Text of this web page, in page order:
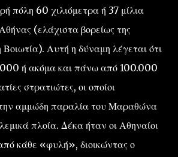
πόλη 60 χιλιόμετρα ή 37 μίλια
(ελάχιστα βορείως της
Βοιωτία). Αυτή η δύναμη λέγεται ότι
ή ακόμα και πάνω από 100.000
στρατιώτες, οι οποίοι
αμμώδη παραλία του Μαραθώνα
πλοία. Δέκα ήταν οι Αθηναίοι
κάθε «φυλή», διοικώντας ο